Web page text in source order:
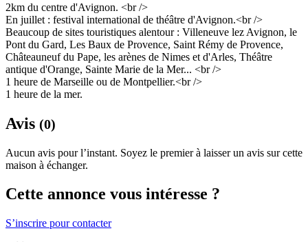
2km du centre d'Avignon. <br />
En juillet : festival international de théâtre d'Avignon.<br />
Beaucoup de sites touristiques alentour : Villeneuve lez Avignon, le
Pont du Gard, Les Baux de Provence, Saint Rémy de Provence,
Châteauneuf du Pape, les arènes de Nimes et d'Arles, Théâtre
antique d'Orange, Sainte Marie de la Mer... <br />
1 heure de Marseille ou de Montpellier.<br />
1 heure de la mer.
Avis (0)
Aucun avis pour l’instant. Soyez le premier à laisser un avis sur cette
maison à échanger.
Cette annonce vous intéresse ?
S’inscrire pour contacter